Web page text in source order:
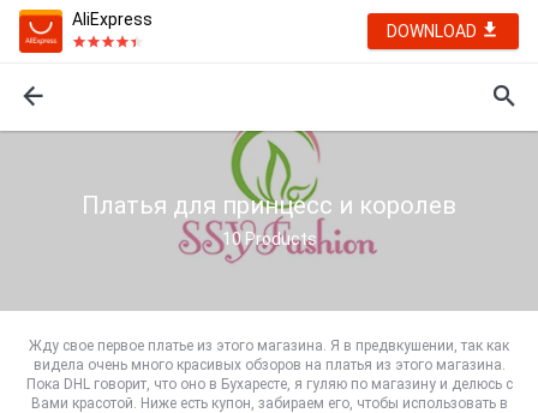
AliExpress
DOWNLOAD
Платья для принцесс и королев
10Products
Жду свое первое платье из этого магазина. Я в предвкушении, так как
видела очень много красивых обзоров на платья из этого магазина.
Пока DHL говорит, что оно в Бухаресте, я гуляю по магазину и делюсь с
Вами красотой. Ниже есть купон, забираем его, чтобы использовать в